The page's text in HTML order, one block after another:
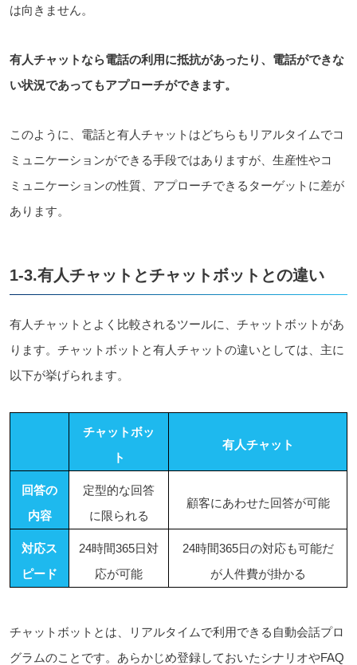
は向きません。
有人チャットなら電話の利用に抵抗があったり、 電話ができな
い状況であってもアプローチができます。
このように、電話と有人チャットはどちらもリアルタイムでコ
ミュニケーションができる手段ではありますが、生産性やコ
ミュニケーションの性質、アプローチできるターゲットに差が
あります。
1-3.有人チャットとチャットボットとの違い
有人チャットとよく比較されるツールに、チャットボットがあ
ります。チャットボットと有人チャットの違いとしては、主に
以下が挙げられます。
チャットボッ
ト
有人チャット
回答の
内容
定型的な回答
に限られる
顧客にあわせた回答が可能
対応ス
ピード
24時間365日対
応が可能
24時間365日の対応も可能だ
が人件費が掛かる
チャットボットとは、リアルタイムで利用できる自動会話プロ
グラムのことです。あらかじめ登録しておいたシナリオやFAQ